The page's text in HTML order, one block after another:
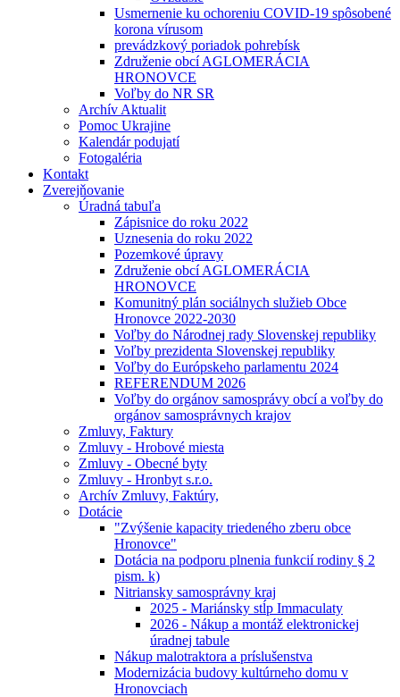
Usmernenie ku ochoreniu COVID-19 spôsobené
korona vírusom
prevádzkový poriadok pohrebísk
Združenie obcí AGLOMERÁCIA
HRONOVCE
Voľby do NR SR
Archív Aktualit
Pomoc Ukrajine
Kalendár podujatí
Fotogaléria
Kontakt
Zverejňovanie
Úradná tabuľa
Zápisnice do roku 2022
Uznesenia do roku 2022
Pozemkové úpravy
Združenie obcí AGLOMERÁCIA
HRONOVCE
Komunitný plán sociálnych služieb Obce
Hronovce 2022-2030
Voľby do Národnej rady Slovenskej republiky
Voľby prezidenta Slovenskej republiky
Voľby do Európskeho parlamentu 2024
REFERENDUM 2026
Voľby do orgánov samosprávy obcí a voľby do
orgánov samosprávnych krajov
Zmluvy, Faktury
Zmluvy - Hrobové miesta
Zmluvy - Obecné byty
Zmluvy - Hronbyt s.r.o.
Archív Zmluvy, Faktúry,
Dotácie
"Zvýšenie kapacity triedeného zberu obce
Hronovce"
Dotácia na podporu plnenia funkcií rodiny § 2
pism. k)
Nitriansky samosprávny kraj
2025 - Mariánsky stĺp Immaculaty
2026 - Nákup a montáž elektronickej
úradnej tabule
Nákup malotraktora a príslušenstva
Modernizácia budovy kultúrneho domu v
Hronovciach